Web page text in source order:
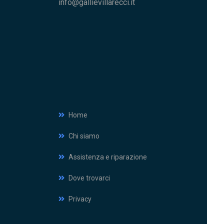
info@gallievillarecci.it
Home
Chi siamo
Assistenza e riparazione
Dove trovarci
Privacy